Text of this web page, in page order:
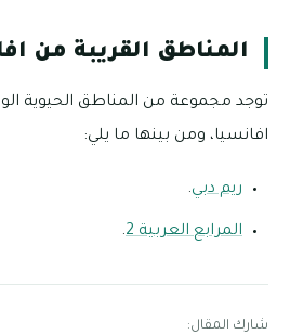
المناطق القريبة من
توجد مجموعة من المناطق الحيوية
افانسيا، ومن بينها ما يلي:
ريم دبي.
المرابع العربية 2 .
شارك المقال: